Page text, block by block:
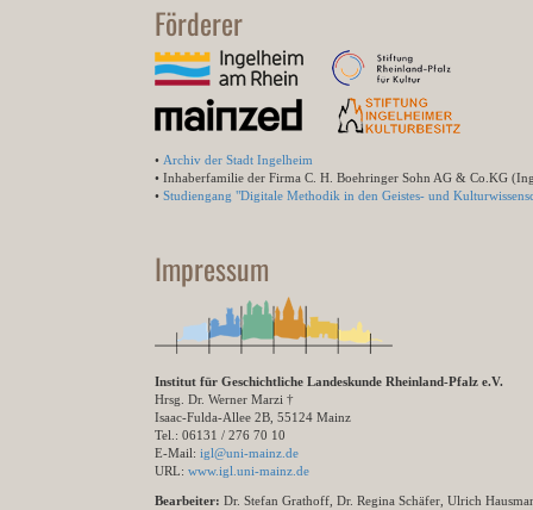
Förderer
• Archiv der Stadt Ingelheim
• Inhaberfamilie der Firma C. H. Boehringer Sohn AG & Co.KG
• Studiengang "Digitale Methodik in den Geistes- und
Impressum
Institut für Geschichtliche Landeskunde Rheinland-Pfalz e.V.
Hrsg. Dr. Werner Marzi †
Isaac-Fulda-Allee 2B, 55124 Mainz
Tel.: 06131 / 276 70 10
E-Mail: igl@uni-mainz.de
URL: www.igl.uni-mainz.de
Bearbeiter: Dr. Stefan Grathoff, Dr. Regina Schäfer, Ulrich